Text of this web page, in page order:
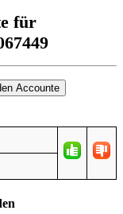
für